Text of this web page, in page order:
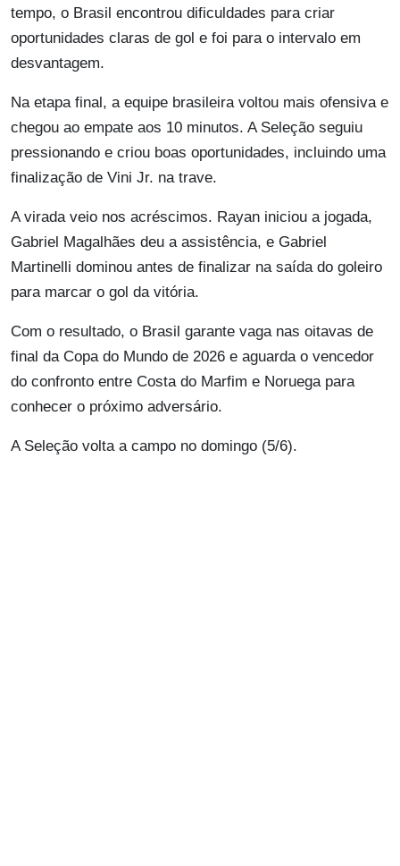
tempo, o Brasil encontrou dificuldades para criar
oportunidades claras de gol e foi para o intervalo em
desvantagem.
Na etapa final, a equipe brasileira voltou mais ofensiva e
chegou ao empate aos 10 minutos. A Seleção seguiu
pressionando e criou boas oportunidades, incluindo uma
finalização de Vini Jr. na trave.
A virada veio nos acréscimos. Rayan iniciou a jogada,
Gabriel Magalhães deu a assistência, e Gabriel
Martinelli dominou antes de finalizar na saída do goleiro
para marcar o gol da vitória.
Com o resultado, o Brasil garante vaga nas oitavas de
final da Copa do Mundo de 2026 e aguarda o vencedor
do confronto entre Costa do Marfim e Noruega para
conhecer o próximo adversário.
A Seleção volta a campo no domingo (5/6).